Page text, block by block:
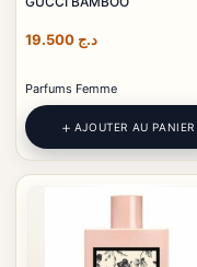
د.ج
Parfums Femme
AJOUTER AU PANIER